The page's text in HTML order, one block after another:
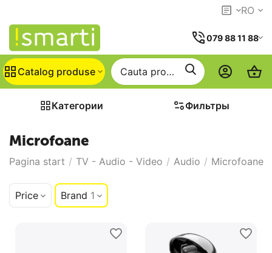
RO
079 88 11 88
Catalog produse
Категории Фильтры
Microfoane
Pagina start / TV - Audio - Video / Audio / Microfoane
Price Brand 1